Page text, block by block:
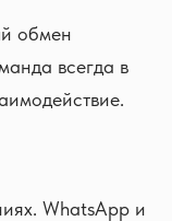
обмен
всегда в
WhatsApp и